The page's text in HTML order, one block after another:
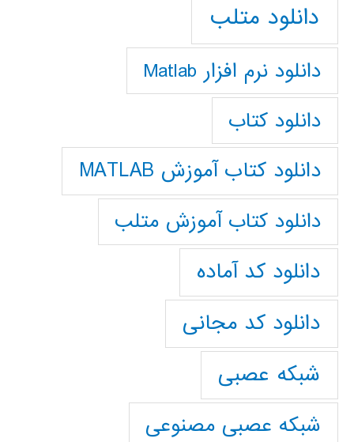
دانلود متلب
دانلود نرم افزار Matlab
دانلود کتاب
دانلود کتاب آموزش MATLAB
دانلود کتاب آموزش متلب
دانلود کد آماده
دانلود کد مجانی
شبکه عصبی
شبکه عصبی مصنوعی